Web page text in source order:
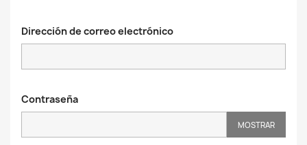
Dirección de correo electrónico
Contraseña
MOSTRAR